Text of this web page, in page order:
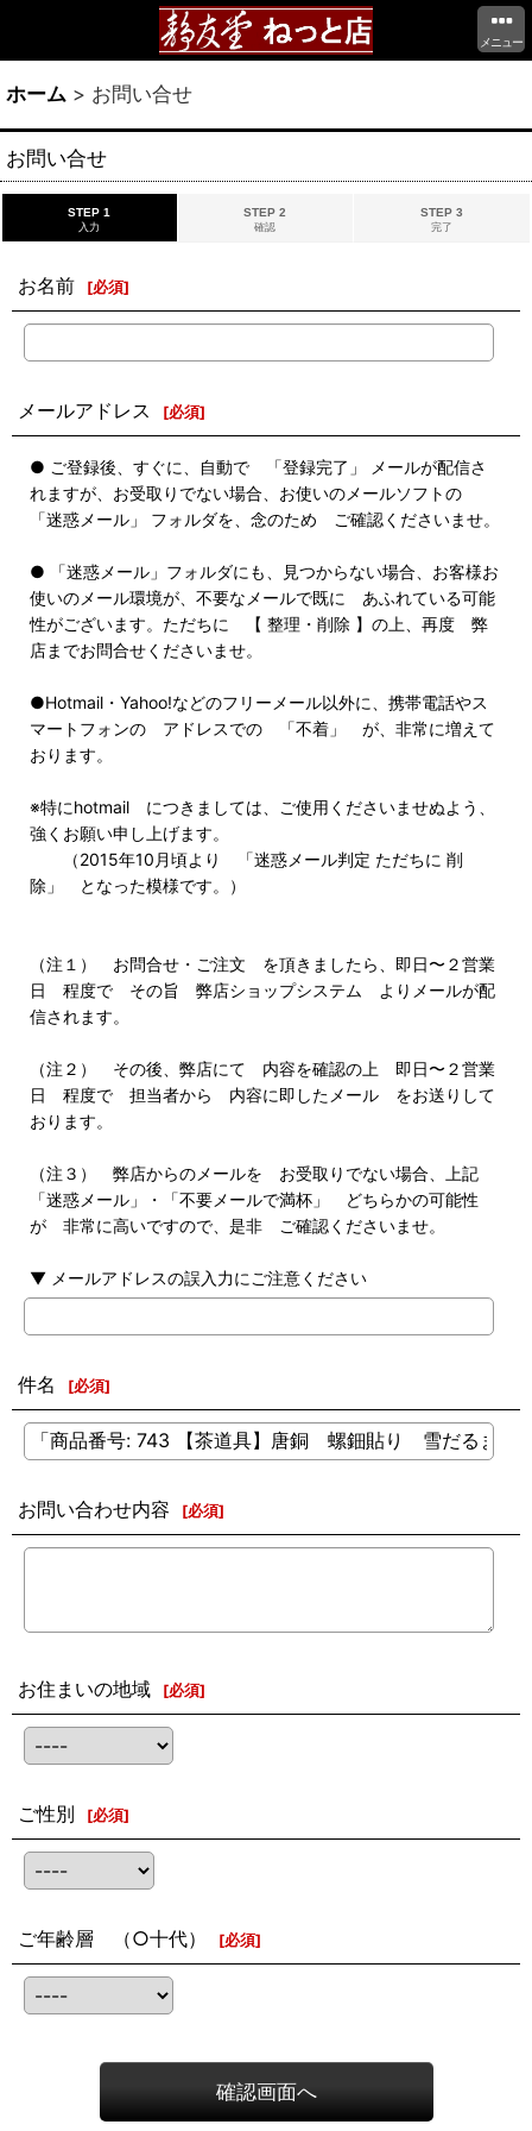
メニュー
ホーム > お問い合せ
お問い合せ
STEP 1
入力
STEP 2
確認
STEP 3
完了
お名前 [必須]
メールアドレス [必須]
● ご登録後、すぐに、自動で 「登録完了」 メールが配信さ
れますが、お受取りでない場合、お使いのメールソフトの
「迷惑メール」 フォルダを、念のため ご確認くださいませ。
● 「迷惑メール」フォルダにも、見つからない場合、お客様お
使いのメール環境が、不要なメールで既に あふれている可能
性がございます。ただちに 【 整理・削除 】の上、再度 弊
店までお問合せくださいませ。
●Hotmail・Yahoo!などのフリーメール以外に、携帯電話やス
マートフォンの アドレスでの 「不着」 が、非常に増えて
おります。
※特にhotmail につきましては、ご使用くださいませぬよう、
強くお願い申し上げます。
（2015年10月頃より 「迷惑メール判定 ただちに 削
除」 となった模様です。）
（注１） お問合せ・ご注文 を頂きましたら、即日〜２営業
日 程度で その旨 弊店ショップシステム よりメールが配
信されます。
（注２） その後、弊店にて 内容を確認の上 即日〜２営業
日 程度で 担当者から 内容に即したメール をお送りして
おります。
（注３） 弊店からのメールを お受取りでない場合、上記
「迷惑メール」・「不要メールで満杯」 どちらかの可能性
が 非常に高いですので、是非 ご確認くださいませ。
▼ メールアドレスの誤入力にご注意ください
件名 [必須]
お問い合わせ内容 [必須]
お住まいの地域 [必須]
ご性別 [必須]
ご年齢層 （○十代） [必須]
確認画面へ